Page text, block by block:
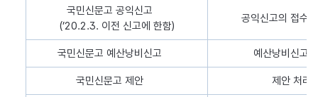
국민신문고 공익신고
(’20.2.3. 이전 신고에 한함)
공익신고의 접수
국민신문고 예산낭비신고 예산낭비신고
국민신문고 제안 제안 처리